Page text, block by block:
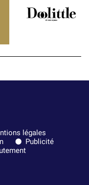
légales
Publicité